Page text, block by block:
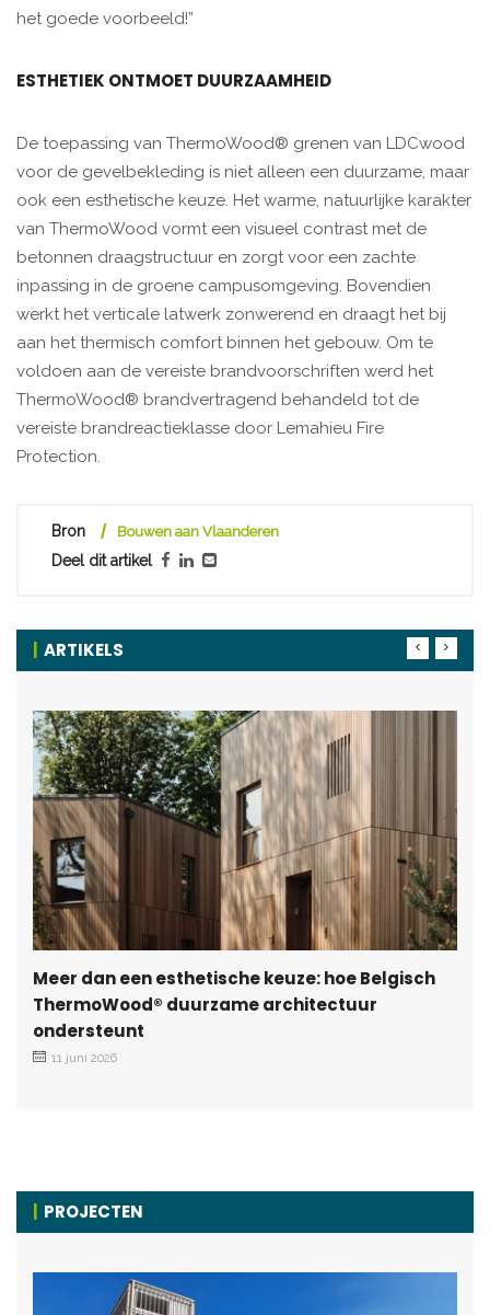
het goede voorbeeld!”
ESTHETIEK ONTMOET DUURZAAMHEID
De toepassing van ThermoWood® grenen van LDCwood
voor de gevelbekleding is niet alleen een duurzame, maar
ook een esthetische keuze. Het warme, natuurlijke karakter
van ThermoWood vormt een visueel contrast met de
betonnen draagstructuur en zorgt voor een zachte
inpassing in de groene campusomgeving. Bovendien
werkt het verticale latwerk zonwerend en draagt het bij
aan het thermisch comfort binnen het gebouw. Om te
voldoen aan de vereiste brandvoorschriften werd het
ThermoWood® brandvertragend behandeld tot de
vereiste brandreactieklasse door Lemahieu Fire
Protection.
Bron Bouwen aan Vlaanderen
Deel dit artikel
ARTIKELS
Meer dan een esthetische keuze: hoe Belgisch
ThermoWood® duurzame architectuur
ondersteunt
11 juni 2026
PROJECTEN